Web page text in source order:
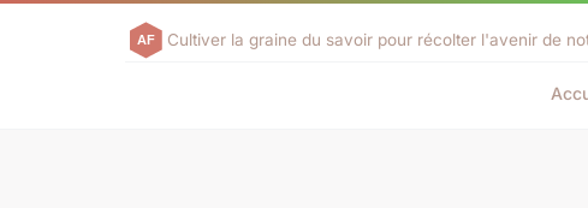
Cultiver la graine du savoir pour récolter l'avenir de